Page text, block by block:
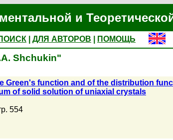
и
ДЛЯ АВТОРОВ
ПОМОЩЬ
Shchukin"
Green's function and of the distribution
of solid solution of uniaxial crystals
554